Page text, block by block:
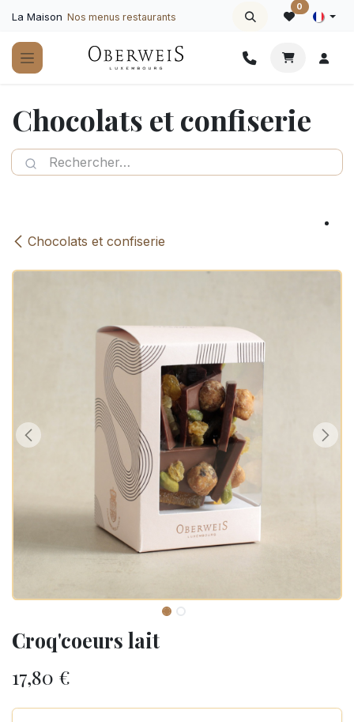
La Maison Nos menus restaurants
0
Chocolats et confiserie
Chocolats et confiserie
Croq'coeurs lait
17,80 €